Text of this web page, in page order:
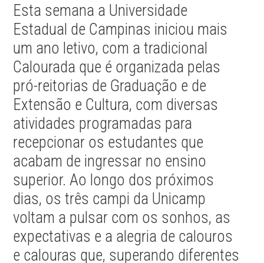
Esta semana a Universidade
Estadual de Campinas iniciou mais
um ano letivo, com a tradicional
Calourada que é organizada pelas
pró-reitorias de Graduação e de
Extensão e Cultura, com diversas
atividades programadas para
recepcionar os estudantes que
acabam de ingressar no ensino
superior. Ao longo dos próximos
dias, os três campi da Unicamp
voltam a pulsar com os sonhos, as
expectativas e a alegria de calouros
e calouras que, superando diferentes